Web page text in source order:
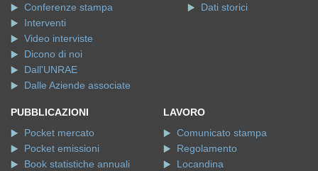
Conferenze stampa
Interventi
Video interviste
Dicono di noi
Dall'UNRAE
Dalle Aziende associate
Dati storici
PUBBLICAZIONI
Pocket mercato
Pocket emissioni
Book statistiche annuali
LAVORO
Comunicato stampa
Regolamento
Locandina